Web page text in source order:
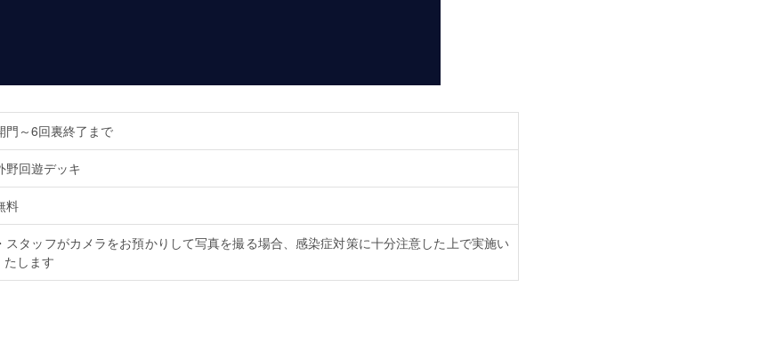
門～6回裏終了まで
野回遊デッキ
料
スタッフがカメラをお預かりして写真を撮る場合、感染症対策に十分注意した上で実施い
たします